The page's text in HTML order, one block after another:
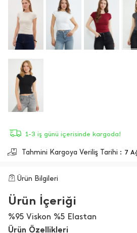
1-3 iş günü içerisinde kargoda!
Tahmini Kargoya Veriliş Tarihi : 7
Ürün Bilgileri
Ürün İçeriği
%95 Viskon %5 Elastan
Ürün Özellikleri